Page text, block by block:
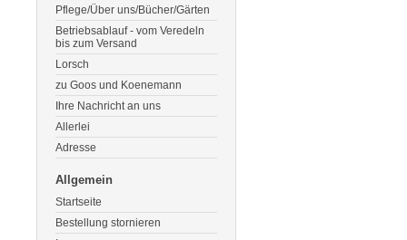
Pflege/Über uns/Bücher/Gärten
Betriebsablauf - vom Veredeln
bis zum Versand
Lorsch
zu Goos und Koenemann
Ihre Nachricht an uns
Allerlei
Adresse
Allgemein
Startseite
Bestellung stornieren